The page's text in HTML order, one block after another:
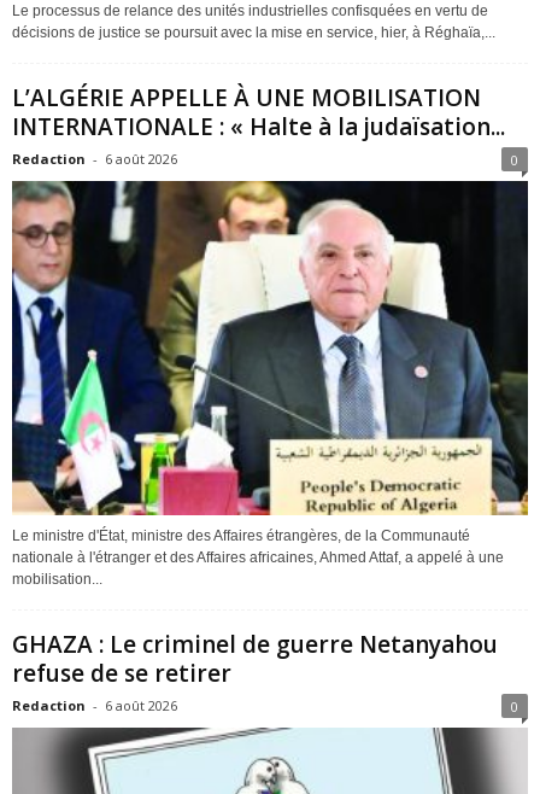
Le processus de relance des unités industrielles confisquées en vertu de
décisions de justice se poursuit avec la mise en service, hier, à Réghaïa,...
L’ALGÉRIE APPELLE À UNE MOBILISATION
INTERNATIONALE : « Halte à la judaïsation...
Redaction - 6 août 2026 0
Le ministre d'État, ministre des Affaires étrangères, de la Communauté
nationale à l'étranger et des Affaires africaines, Ahmed Attaf, a appelé à une
mobilisation...
GHAZA : Le criminel de guerre Netanyahou
refuse de se retirer
Redaction - 6 août 2026 0